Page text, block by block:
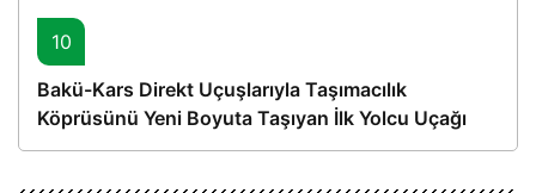
10
Bakü-Kars Direkt Uçuşlarıyla Taşımacılık
Köprüsünü Yeni Boyuta Taşıyan İlk Yolcu Uçağı
Hareket Etti